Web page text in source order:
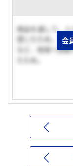
商品を通して、
感じたため。ま
など、地域へ貢
たため。
会